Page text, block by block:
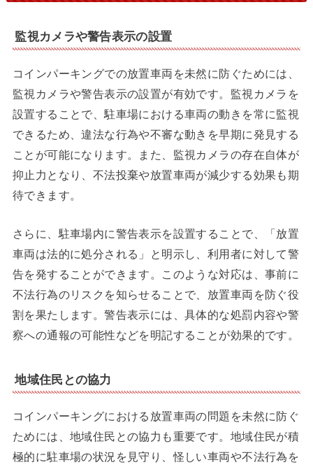
監視カメラや警告表示の設置
コインパーキングでの放置車両を未然に防ぐためには、
監視カメラや警告表示の設置が有効です。監視カメラを
設置することで、駐車場における車両の動きを常に監視
できるため、違法な行為や不審な動きを早期に発見する
ことが可能になります。また、監視カメラの存在自体が
抑止力となり、不法投棄や放置車両が減少する効果も期
待できます。
さらに、駐車場内に警告表示を設置することで、「放置
車両は法的に処分される」と明示し、利用者に対して警
告を発することができます。このような対応は、事前に
不法行為のリスクを知らせることで、放置車両を防ぐ役
割を果たします。警告表示には、具体的な処罰内容や警
察への通報の可能性などを明記することが効果的です。
地域住民との協力
コインパーキングにおける放置車両の問題を未然に防ぐ
ためには、地域住民との協力も重要です。地域住民が積
極的に駐車場の状況を見守り、怪しい車両や不法行為を